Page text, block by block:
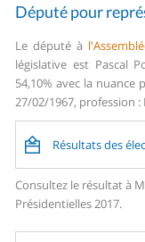
Député pour
Le député à
législative est Pascal
54,10% avec la nuance
27/02/1967, profession
Résultats des
Consultez le résultat à
Présidentielles 2017.